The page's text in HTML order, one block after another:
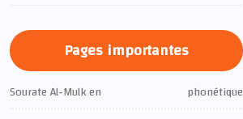
Pages importantes
Sourate Al-Mulk en
phonétique